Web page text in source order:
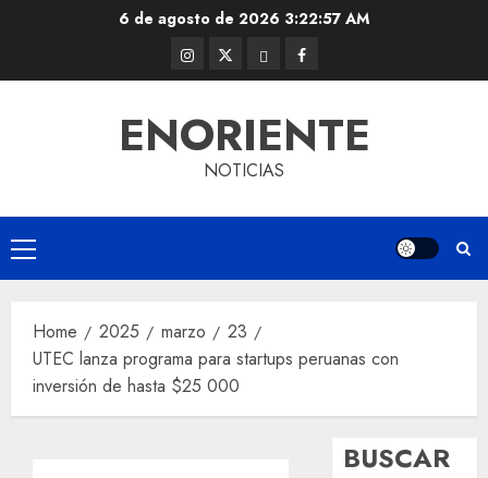
6 de agosto de 2026 3:22:58 AM
Instagram
@EnOriente
Twitter
(X)
ThreadsFacebook
ENORIENTE
NOTICIAS
Primary
Menu
Home 2025 marzo
23
UTEC lanza programa para startups peruanas con
inversión de hasta $25 000
BUSCAR